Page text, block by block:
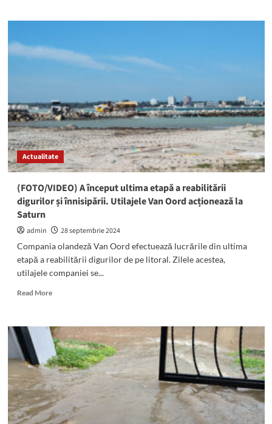
Polițiștii
noaptea
trecută:
Au
dat
sancțiuni
de
peste
de
lei
Actualitate
(FOTO/VIDEO) A început ultima etapă a reabilitării
digurilor și înnisipării. Utilajele Van Oord acționează la
Saturn
admin
28 septembrie 2024
Compania olandeză Van Oord efectuează lucrările din ultima
etapă a reabilitării digurilor de pe litoral. Zilele acestea,
utilajele companiei se...
Read MoreRead
(FOTO/VIDEO)
A
început
ultima
etapă
a
reabilitării
digurilor
și